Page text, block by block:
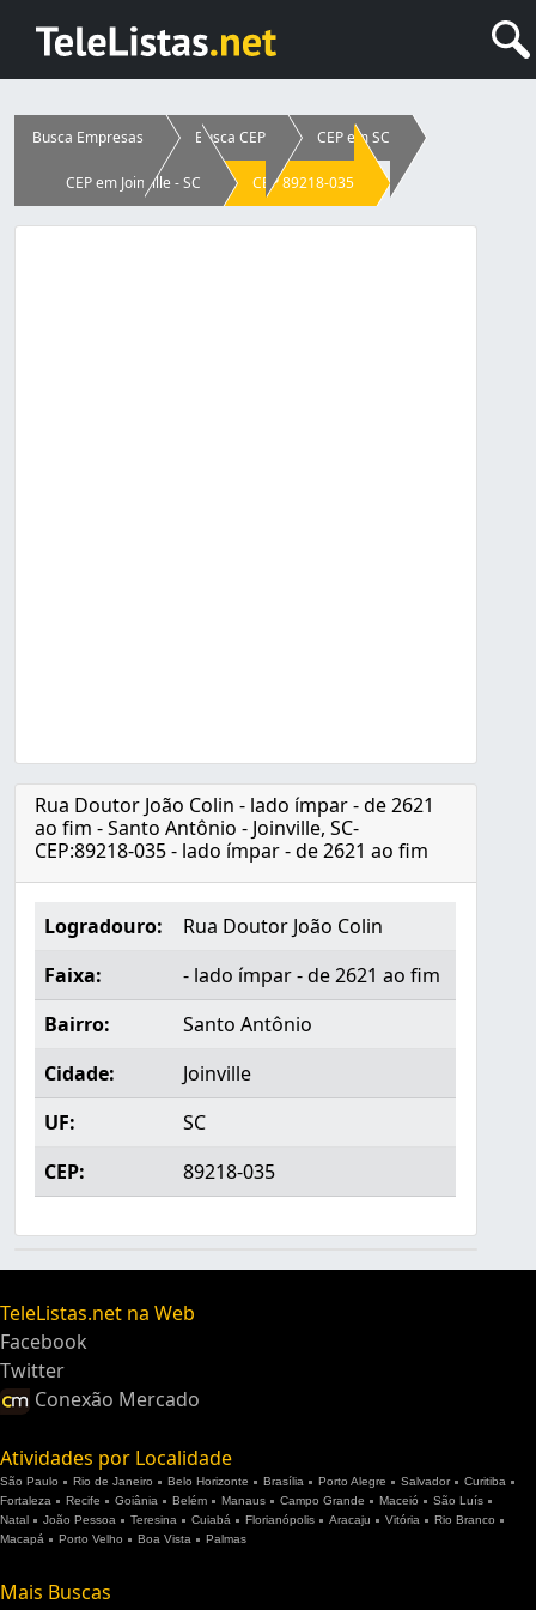
Busca Empresas Busca CEP CEP em SC
CEP em Joinville - SC CEP 89218-035
Rua Doutor João Colin - lado ímpar - de 2621
ao fim - Santo Antônio - Joinville, SC-
CEP:89218-035 - lado ímpar - de 2621 ao fim
Logradouro:
Rua Doutor João Colin
Faixa:
- lado ímpar - de 2621 ao fim
Bairro:
Santo Antônio
Cidade:
Joinville
UF:
SC
CEP:
89218-035
TeleListas.net na Web
Facebook
Twitter
Conexão Mercado
Atividades por Localidade
São Paulo Rio de Janeiro Belo Horizonte Brasília Porto Alegre Salvador
Curitiba
Fortaleza
Recife Goiânia Belém Manaus Campo Grande Maceió
São Luís
Natal
João Pessoa Teresina Cuiabá Florianópolis Aracaju Vitória
Rio Branco
Macapá
Porto Velho Boa Vista Palmas
Mais Buscas